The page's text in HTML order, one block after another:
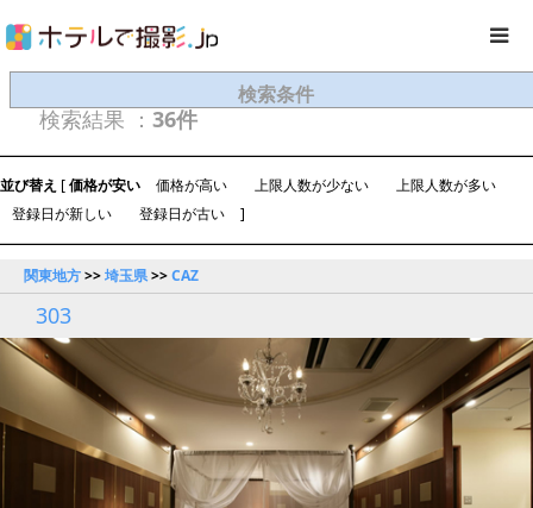
検索条件
検索結果 ： 36件
並び替え [価格が安い 価格が高い 上限人数が少ない
上限人数が多い
登録日が新しい
登録日が古い ]
関東地方>>埼玉県>>CAZ
303